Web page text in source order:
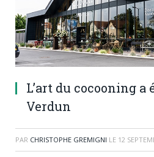
L’art du cocooning
Verdun
PAR CHRISTOPHE GREMIGNI LE 12